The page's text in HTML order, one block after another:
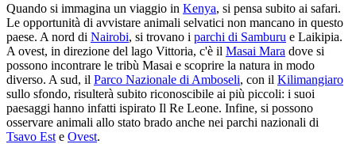
Quando si immagina un viaggio in Kenya, si pensa subito ai safari.
Le opportunità di avvistare animali selvatici non mancano in questo
paese. A nord di Nairobi, si trovano i parchi di Samburu e Laikipia.
A ovest, in direzione del lago Vittoria, c'è il Masai Mara dove si
possono incontrare le tribù Masai e scoprire la natura in modo
diverso. A sud, il Parco Nazionale di Amboseli, con il Kilimangiaro
sullo sfondo, risulterà subito riconoscibile ai più piccoli: i suoi
paesaggi hanno infatti ispirato Il Re Leone. Infine, si possono
osservare animali allo stato brado anche nei parchi nazionali di
Tsavo Est e Ovest.